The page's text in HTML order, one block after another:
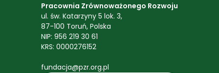
Pracownia Zrównoważonego Rozwoju
ul. św. Katarzyny 5 lok. 3,
87-100 Toruń, Polska
NIP: 956 219 30 61
KRS: 0000276152
fundacja@pzr.org.pl